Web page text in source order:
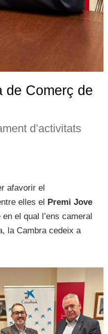
de Comerç de
d’activitats
afavorir el
elles el Premi Jove
en el qual l’ens cameral
la Cambra cedeix a